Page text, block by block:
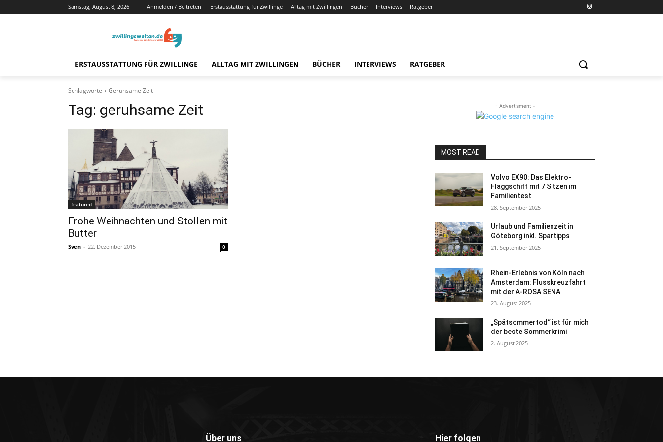
Samstag, August 8, 2026 Anmelden / Beitreten Erstausstattung für Zwillinge Alltag mit Zwillingen Bücher Interviews Ratgeber
ERSTAUSSTATTUNG FÜR ZWILLINGE ALLTAG MIT ZWILLINGEN BÜCHER INTERVIEWS RATGEBER
Schlagworte Geruhsame Zeit
Tag: geruhsame Zeit
featured
Frohe Weihnachten und Stollen mit
Butter
Sven - 22. Dezember 2015 0
- Advertisment -
MOST READ
Volvo EX90: Das Elektro-
Flaggschiff mit 7 Sitzen im
Familientest
28. September 2025
Urlaub und Familienzeit in
Göteborg inkl. Spartipps
21. September 2025
Rhein-Erlebnis von Köln nach
Amsterdam: Flusskreuzfahrt
mit der A-ROSA SENA
23. August 2025
„Spätsommertod“ ist für mich
der beste Sommerkrimi
2. August 2025
Über uns Hier folgen